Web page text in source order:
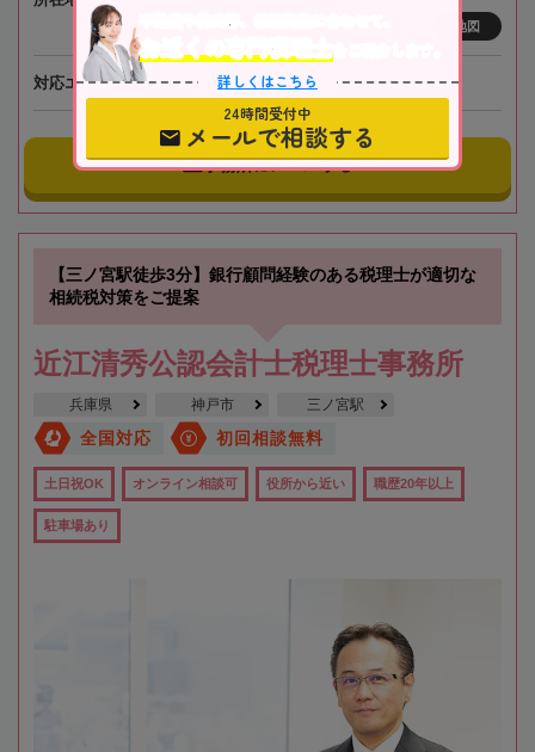
地図
対応エリア 北海道
事務所にメールする
【三ノ宮駅徒歩3分】銀行顧問経験のある税理士が適切な
相続税対策をご提案
近江清秀公認会計士税理士事務所
兵庫県 神戸市 三ノ宮駅
全国対応 初回相談無料
土日祝OK オンライン相談可 役所から近い 職歴20年以上
駐車場あり
不動産や株式等、相続資産に合わせて、
お近くの専門税理士
をご紹介します。
詳しくはこちら
24時間受付中
メールで相談する